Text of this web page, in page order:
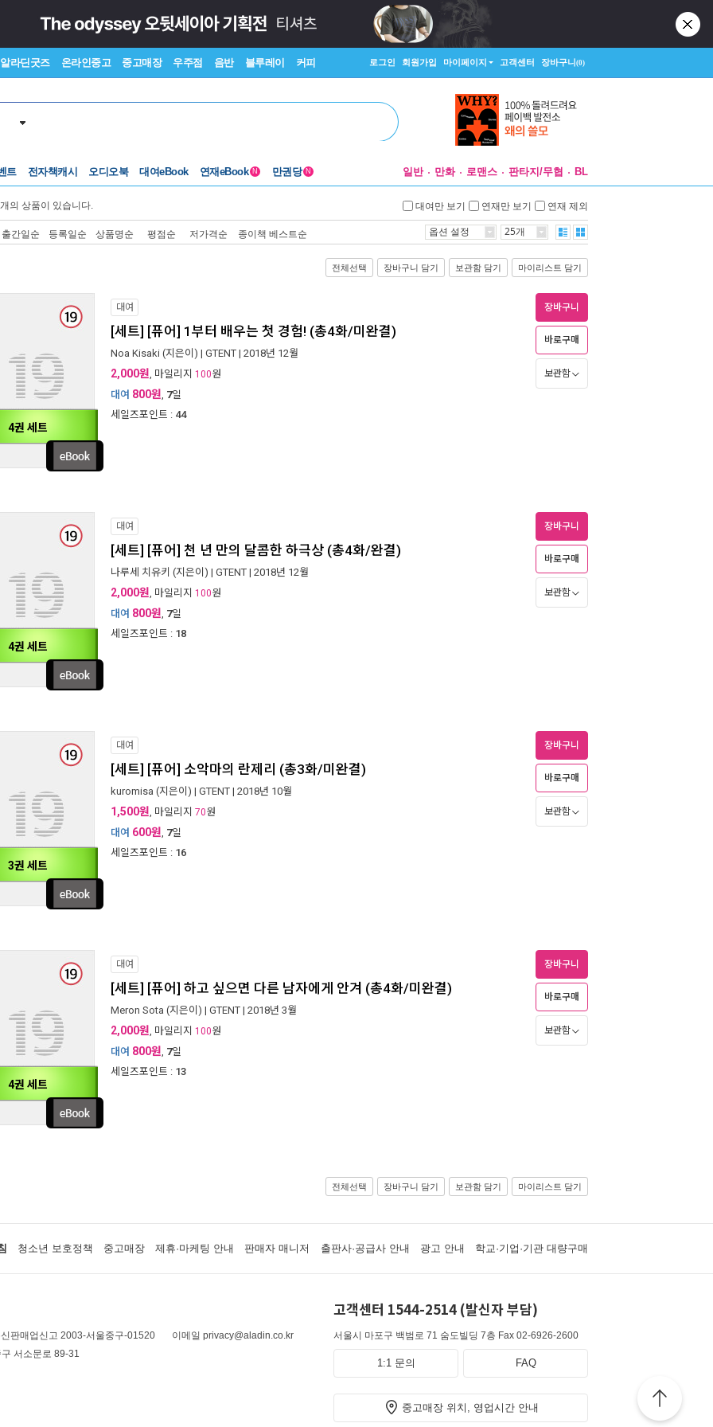
알라딘굿즈 온라인중고 중고매장 우주점 음반 블루레이 커피 로그인 회원가입 마이페이지 고객센터 장바구니(0)
트 전자책캐시 오디오북 대여eBook 연재eBook N 만권당 N 일반 만화 로맨스 판타지/무협 BL
개의 상품이 있습니다. 대여만 보기 연재만 보기 연재 제외
출간일순 등록일순 상품명순 평점순 저가격순 종이책 베스트순 옵션 설정 25개
전체선택 장바구니 담기 보관함 담기 마이리스트 담기
4권 세트
대여
[세트] [퓨어] 1부터 배우는 첫 경험! (총4화/미완결)
Noa Kisaki (지은이) | GTENT | 2018년 12월
2,000원, 마일리지 100원
대여 800원, 7일
세일즈포인트 : 44
장바구니
바로구매
보관함
4권 세트
대여
[세트] [퓨어] 천 년 만의 달콤한 하극상 (총4화/완결)
나루세 치유키 (지은이) | GTENT | 2018년 12월
2,000원, 마일리지 100원
대여 800원, 7일
세일즈포인트 : 18
장바구니
바로구매
보관함
3권 세트
대여
[세트] [퓨어] 소악마의 란제리 (총3화/미완결)
kuromisa (지은이) | GTENT | 2018년 10월
1,500원, 마일리지 70원
대여 600원, 7일
세일즈포인트 : 16
장바구니
바로구매
보관함
4권 세트
대여
[세트] [퓨어] 하고 싶으면 다른 남자에게 안겨 (총4화/미완결)
Meron Sota (지은이) | GTENT | 2018년 3월
2,000원, 마일리지 100원
대여 800원, 7일
세일즈포인트 : 13
장바구니
바로구매
보관함
전체선택 장바구니 담기 보관함 담기 마이리스트 담기
청소년 보호정책 중고매장 제휴·마케팅 안내 판매자 매니저 출판사·공급사 안내 광고 안내 학교·기업·기관 대량구매
판매업신고 2003-서울중구-01520
이메일 privacy@aladin.co.kr
서소문로 89-31
고객센터 1544-2514 (발신자 부담)
서울시 마포구 백범로 71 숨도빌딩 7층 Fax 02-6926-2600
1:1 문의 FAQ
중고매장 위치, 영업시간 안내